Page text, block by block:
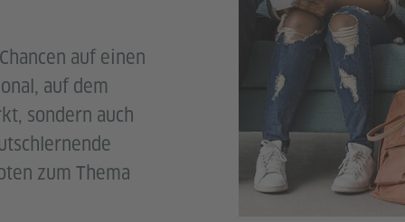
auf einen
auf dem
sondern auch
zum Thema